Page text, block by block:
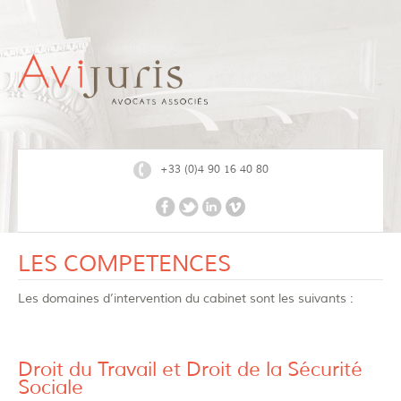
+33 (0)4 90 16 40 80
LES COMPETENCES
Les domaines d’intervention du cabinet sont les suivants :
Droit du Travail et Droit de la Sécurité
Sociale